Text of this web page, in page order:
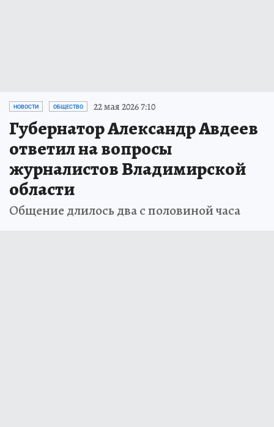
НОВОСТИ ОБЩЕСТВО 22 мая 2026 7:10
Губернатор Александр Авдеев
ответил на вопросы
журналистов Владимирской
области
Общение длилось два с половиной часа